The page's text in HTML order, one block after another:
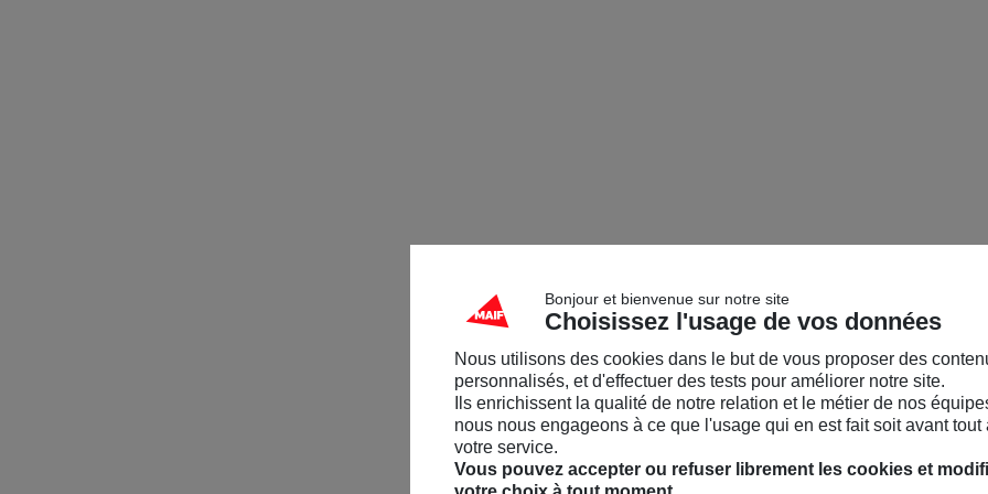
Bonjour et bienvenue sur notre site
Choisissez l'usage de vos données
Nous utilisons des cookies dans le but de vous proposer des
personnalisés, et d'effectuer des tests pour améliorer notre site.
Ils enrichissent la qualité de notre relation et le métier de nos
nous nous engageons à ce que l'usage qui en est fait soit avant tout
votre service.
Vous pouvez accepter ou refuser librement les cookies et